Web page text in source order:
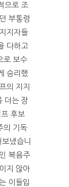
으로 조
부통령
지자들
다하고
로 보수
승리했
의 지지
더는 장
후보
의 기독
냈습니
복음주
지 않아
이들입